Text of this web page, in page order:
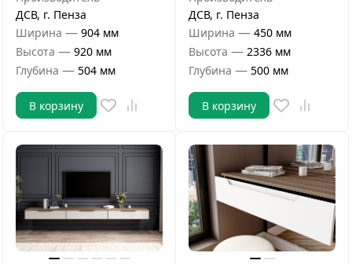
ДСВ, г. Пенза
Ширина — 904 мм
Высота — 920 мм
Глубина — 504 мм
В корзину
ДСВ, г. Пенза
Ширина — 450 мм
Высота — 2336 мм
Глубина — 500 мм
В корзину